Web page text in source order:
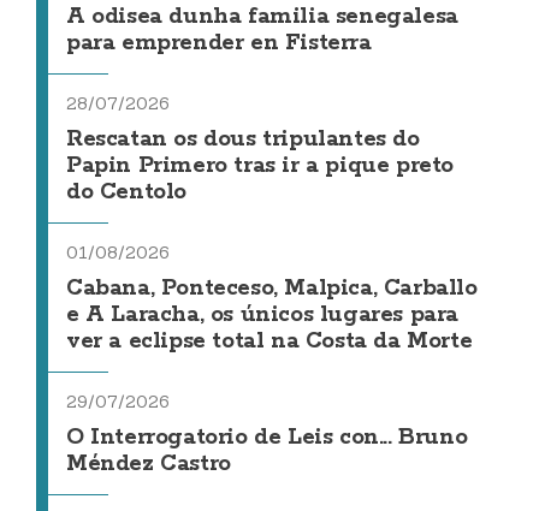
A odisea dunha familia senegalesa
para emprender en Fisterra
28/07/2026
Rescatan os dous tripulantes do
Papin Primero tras ir a pique preto
do Centolo
01/08/2026
Cabana, Ponteceso, Malpica, Carballo
e A Laracha, os únicos lugares para
ver a eclipse total na Costa da Morte
29/07/2026
O Interrogatorio de Leis con... Bruno
Méndez Castro